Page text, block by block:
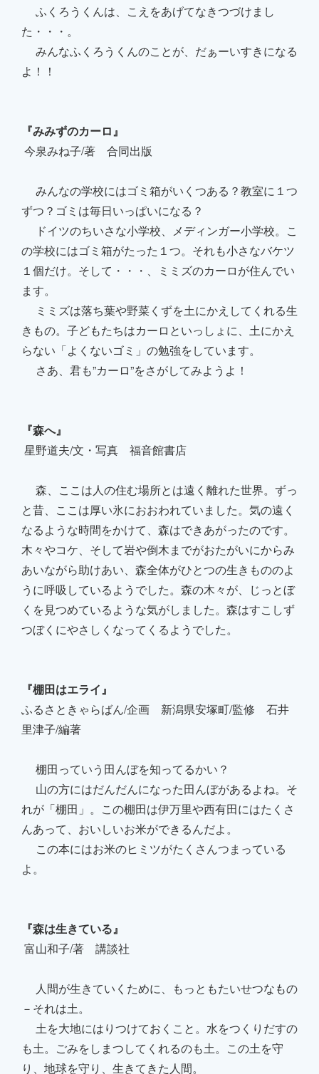
ふくろうくんは、こえをあげてなきつづけまし
た・・・。
みんなふくろうくんのことが、だぁーいすきになる
よ！！
『みみずのカーロ』
今泉みね子/著 合同出版
みんなの学校にはゴミ箱がいくつある？教室に１つ
ずつ？ゴミは毎日いっぱいになる？
ドイツのちいさな小学校、メディンガー小学校。こ
の学校にはゴミ箱がたった１つ。それも小さなバケツ
１個だけ。そして・・・、ミミズのカーロが住んでい
ます。
ミミズは落ち葉や野菜くずを土にかえしてくれる生
きもの。子どもたちはカーロといっしょに、土にかえ
らない「よくないゴミ」の勉強をしています。
さあ、君も”カーロ”をさがしてみようよ！
『森へ』
星野道夫/文・写真 福音館書店
森、ここは人の住む場所とは遠く離れた世界。ずっ
と昔、ここは厚い氷におおわれていました。気の遠く
なるような時間をかけて、森はできあがったのです。
木々やコケ、そして岩や倒木までがおたがいにからみ
あいながら助けあい、森全体がひとつの生きもののよ
うに呼吸しているようでした。森の木々が、じっとぼ
くを見つめているような気がしました。森はすこしず
つぼくにやさしくなってくるようでした。
『棚田はエライ』
ふるさときゃらばん/企画 新潟県安塚町/監修 石井
里津子/編著
棚田っていう田んぼを知ってるかい？
山の方にはだんだんになった田んぼがあるよね。そ
れが「棚田」。この棚田は伊万里や西有田にはたくさ
んあって、おいしいお米ができるんだよ。
この本にはお米のヒミツがたくさんつまっている
よ。
『森は生きている』
富山和子/著 講談社
人間が生きていくために、もっともたいせつなもの
－それは土。
土を大地にはりつけておくこと。水をつくりだすの
も土。ごみをしまつしてくれるのも土。この土を守
り、地球を守り、生きてきた人間。